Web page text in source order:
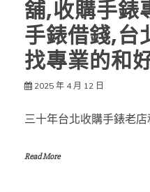
舖,收購手錶
手錶借錢,台
找專業的和
2025 年 4 月 12 日
三十年台北收購手錶老
Read More